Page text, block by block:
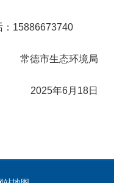
15886673740
常德市生态环境局
2025年6月18日